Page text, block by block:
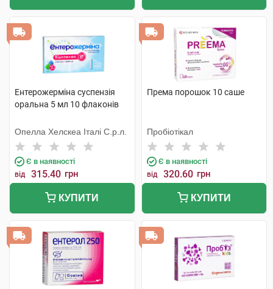
Ентерожерміна суспензія
оральна 5 мл 10 флаконів
Опелла Хелскеа Італі С.р.л.
Є в наявності
від 315.40 грн
КУПИТИ
Према порошок 10 саше
Пробіотікал
Є в наявності
від 320.60 грн
КУПИТИ